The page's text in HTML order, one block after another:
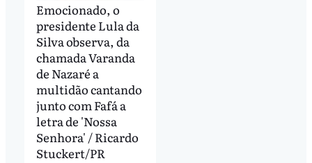
Emocionado, o
presidente Lula da
Silva observa, da
chamada Varanda
de Nazaré a
multidão cantando
junto com Fafá a
letra de 'Nossa
Senhora' / Ricardo
Stuckert/PR